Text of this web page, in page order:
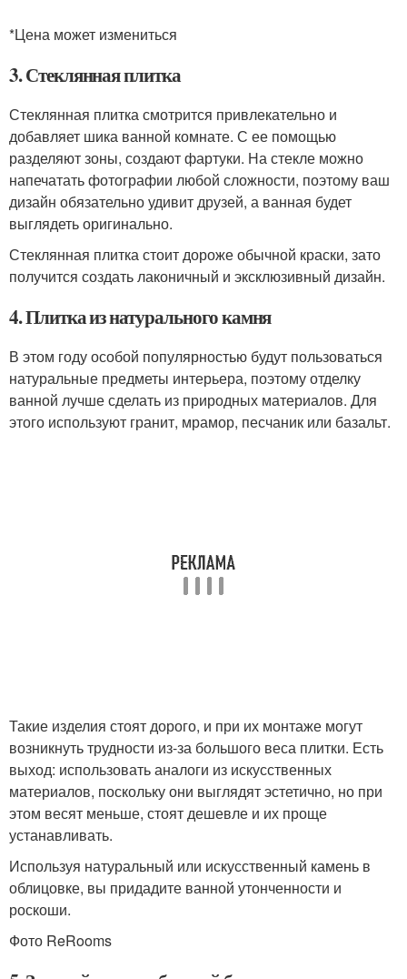
*Цена может измениться
3. Стеклянная плитка
Стеклянная плитка смотрится привлекательно и
добавляет шика ванной комнате. С ее помощью
разделяют зоны, создают фартуки. На стекле можно
напечатать фотографии любой сложности, поэтому ваш
дизайн обязательно удивит друзей, а ванная будет
выглядеть оригинально.
Стеклянная плитка стоит дороже обычной краски, зато
получится создать лаконичный и эксклюзивный дизайн.
4. Плитка из натурального камня
В этом году особой популярностью будут пользоваться
натуральные предметы интерьера, поэтому отделку
ванной лучше сделать из природных материалов. Для
этого используют гранит, мрамор, песчаник или базальт.
Такие изделия стоят дорого, и при их монтаже могут
возникнуть трудности из-за большого веса плитки. Есть
выход: использовать аналоги из искусственных
материалов, поскольку они выглядят эстетично, но при
этом весят меньше, стоят дешевле и их проще
устанавливать.
Используя натуральный или искусственный камень в
облицовке, вы придадите ванной утонченности и
роскоши.
Фото ReRooms